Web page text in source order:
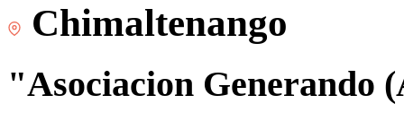
Chimaltenango
"Asociacion Generando